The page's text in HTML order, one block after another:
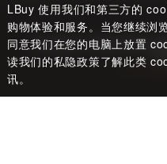
LBuy 使用我们和第三方的
购物体验和服务。当您继续浏
同意我们在您的电脑上放置
读我们的私隐政策了解此类
讯。
Copyright ©2026LBUY @
粤ICP备